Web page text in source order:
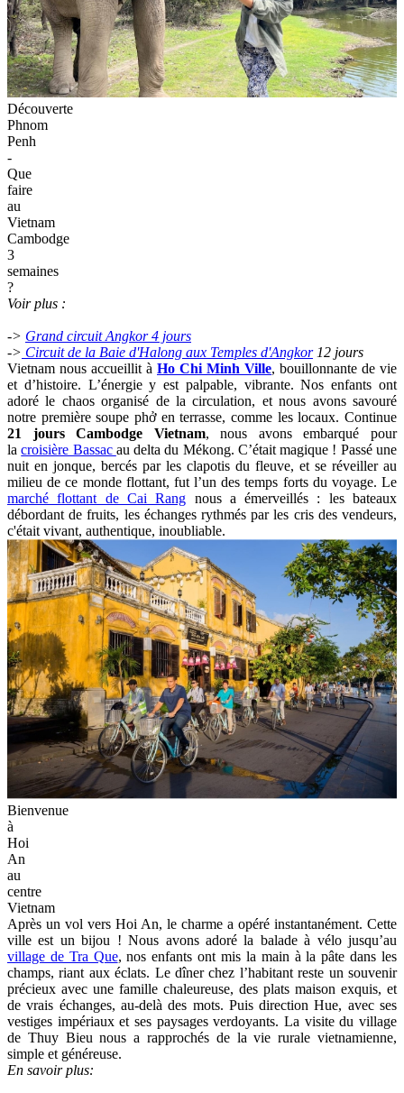
Découverte
Phnom
Penh
-
Que
faire
au
Vietnam
Cambodge
3
semaines
?
Voir plus :
-> Grand circuit Angkor 4 jours
-> Circuit de la Baie d'Halong aux Temples d'Angkor12 jours
Vietnam nous accueillit à Ho Chi Minh Ville, bouillonnante de vie
et d’histoire. L’énergie y est palpable, vibrante. Nos enfants ont
adoré le chaos organisé de la circulation, et nous avons savouré
notre première soupe phở en terrasse, comme les locaux. Continue
21 jours Cambodge Vietnam, nous avons embarqué pour
lacroisière Bassac au delta du Mékong. C’était magique ! Passé une
nuit en jonque, bercés par les clapotis du fleuve, et se réveiller au
milieu de ce monde flottant, fut l’un des temps forts du voyage. Le
marché flottant de Cai Rang nous a émerveillés : les bateaux
débordant de fruits, les échanges rythmés par les cris des vendeurs,
c'était vivant, authentique, inoubliable.
Bienvenue
à
Hoi
An
au
centre
Vietnam
Après un vol vers Hoi An, le charme a opéré instantanément. Cette
ville est un bijou ! Nous avons adoré la balade à vélo jusqu’au
village de Tra Que, nos enfants ont mis la main à la pâte dans les
champs, riant aux éclats. Le dîner chez l’habitant reste un souvenir
précieux avec une famille chaleureuse, des plats maison exquis, et
de vrais échanges, au-delà des mots. Puis direction Hue, avec ses
vestiges impériaux et ses paysages verdoyants. La visite du village
de Thuy Bieu nous a rapprochés de la vie rurale vietnamienne,
simple et généreuse.
En savoir plus: